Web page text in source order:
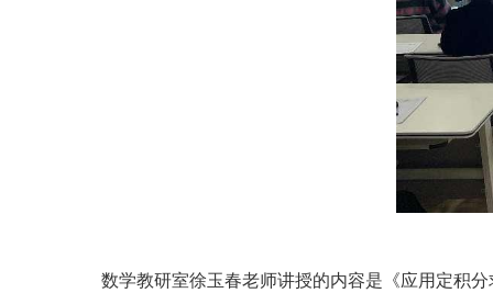
数学教研室徐玉春老师讲授的内容是《应用定积